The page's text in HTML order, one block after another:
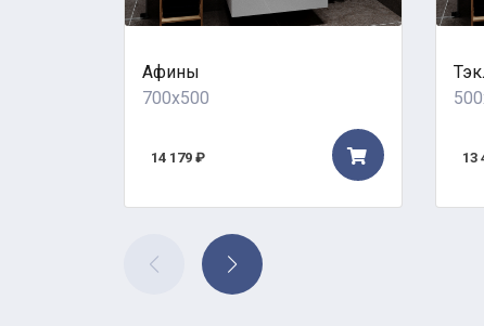
Афины
700x500
14 179 ₽ 13